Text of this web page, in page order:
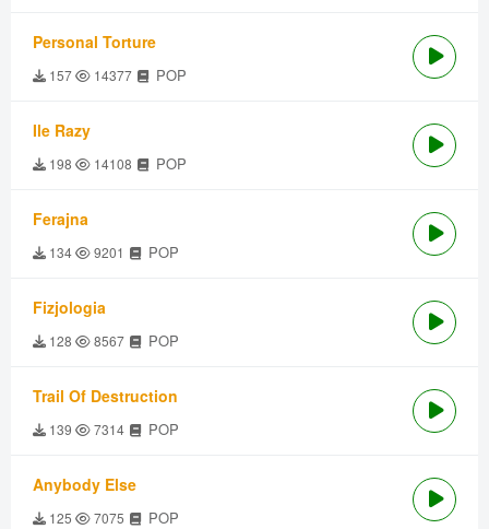
Personal Torture
157 14377 POP
Ile Razy
198 14108 POP
Ferajna
134 9201 POP
Fizjologia
128 8567 POP
Trail Of Destruction
139 7314 POP
Anybody Else
125 7075 POP